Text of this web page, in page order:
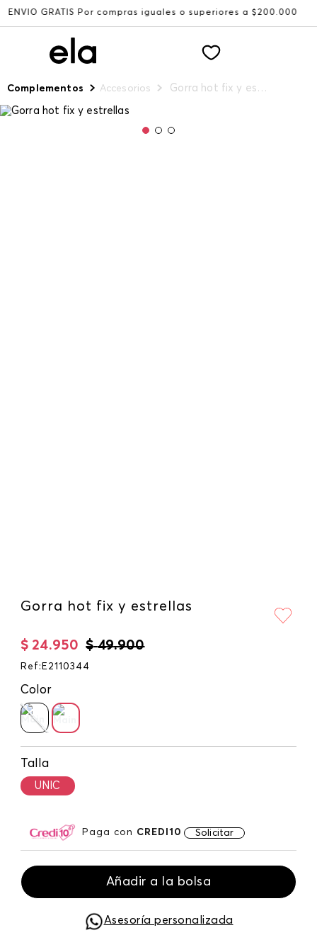
GRATIS Por compras iguales o superiores a $200.000
Complementos Accesorios Gorra hot fix y estrellas
Gorra hot fix y estrellas
$ 49.900
$ 24.950
Ref : E2110344
Color
Talla
UNIC
Paga con CREDI10 Solicitar
Añadir a la bolsa
Asesoría personalizada